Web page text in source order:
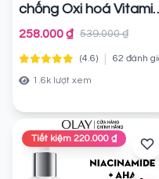
chống Oxi hoá Vitamin
C 20% Tia'm Vita C
Source 15ml
hãng
258.000 ₫ 539.000 ₫
(4.6) 62 đánh
1.6k lượt xem
Tiết kiệm 220.000 ₫